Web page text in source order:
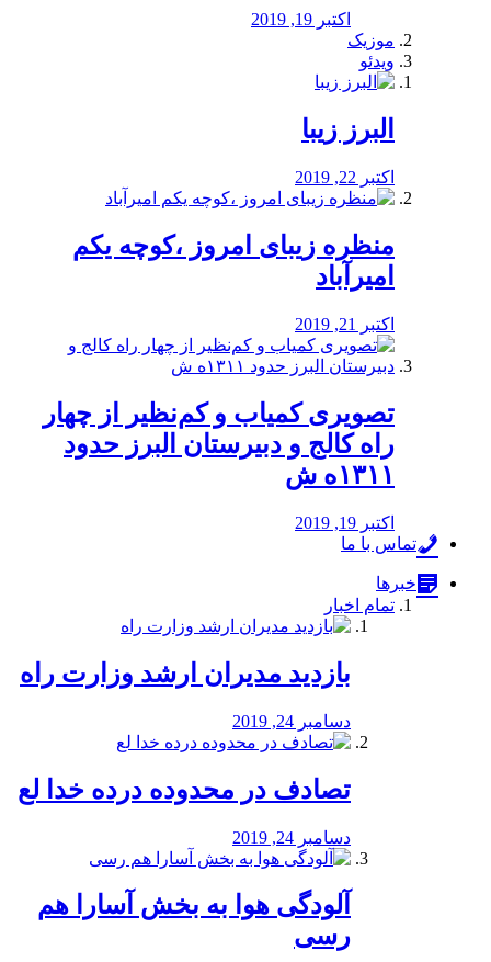
اکتبر 19, 2019
موزیک
ویدئو
البرز زیبا
اکتبر 22, 2019
منظره‌‌ زیبای امروز ،کوچه یکم
امیرآباد
اکتبر 21, 2019
️تصویری کمیاب و کم‌نظیر از چهار
راه كالج و دبيرستان البرز حدود
۱۳۱۱ه ش
اکتبر 19, 2019
تماس با ما
خبرها
تمام اخبار
بازدید مدیران ارشد وزارت راه
دسامبر 24, 2019
تصادف در محدوده درده خدا لع
دسامبر 24, 2019
آلودگی هوا به بخش آسارا هم
رسی